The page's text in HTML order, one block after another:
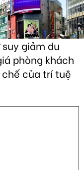
giảm du
phòng khách
của trí tuệ